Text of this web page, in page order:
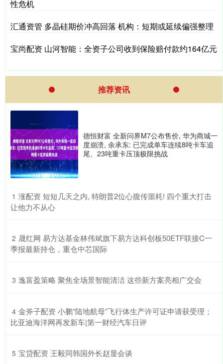
性危机
汇通资管 多晶硅期价冲高回落 机构：短期或延续偏强整理
宝尚配资 山河智能：全资子公司收到保险赔付款约164亿元
推荐资讯
德恒财富 全新问界M7公布售价, 华为商城一
度崩溃, 余承东: 已完成单车连续8吨卡车追
尾、23吨重卡压顶极限挑战
1 ​涨配资 短短几天之内, 特朗普2位心腹传噩耗! 四个重大打击
让他力不从心
2 ​晟红网 易方达基金林伟斌旗下易方达科创板50ETF联接C一
季报最新持仓，重仓中芯国际
3 ​逸富盈策略 聚焦全场景智能清洁 这些新方案亮相广交会
4 ​金斧子配资 小鹏“陆地航母”飞行体生产许可证申请获受理；
比亚迪海洋网再发新车|第一财经汽车日评
5 ​宝贷配资 王毅同韩国外长赵显会谈